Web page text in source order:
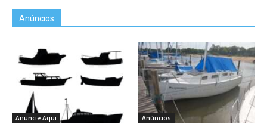
Anúncios
Anuncie Aqui Anúncios